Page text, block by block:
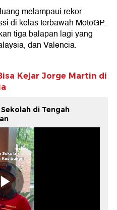
melampaui rekor
di kelas terbawah MotoGP.
tiga balapan lagi yang
dan Valencia.
Kejar Jorge Martin di
di Tengah